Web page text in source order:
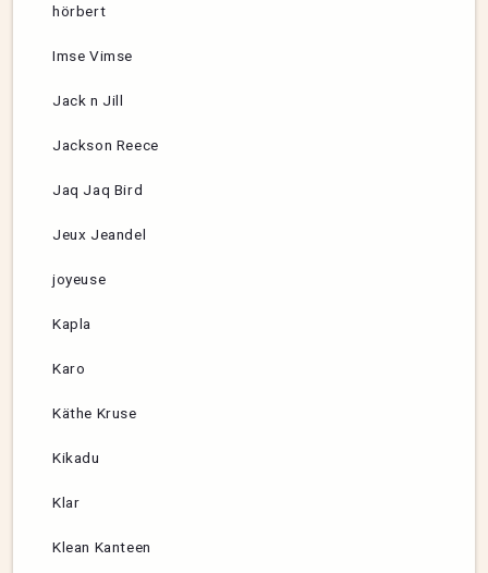
hörbert
Imse Vimse
Jack n Jill
Jackson Reece
Jaq Jaq Bird
Jeux Jeandel
joyeuse
Kapla
Karo
Käthe Kruse
Kikadu
Klar
Klean Kanteen